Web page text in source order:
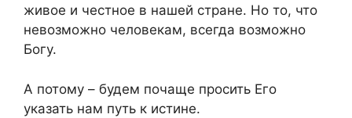
живое и честное в нашей стране. Но то, что
невозможно человекам, всегда возможно
Богу.
А потому – будем почаще просить Его
указать нам путь к истине.